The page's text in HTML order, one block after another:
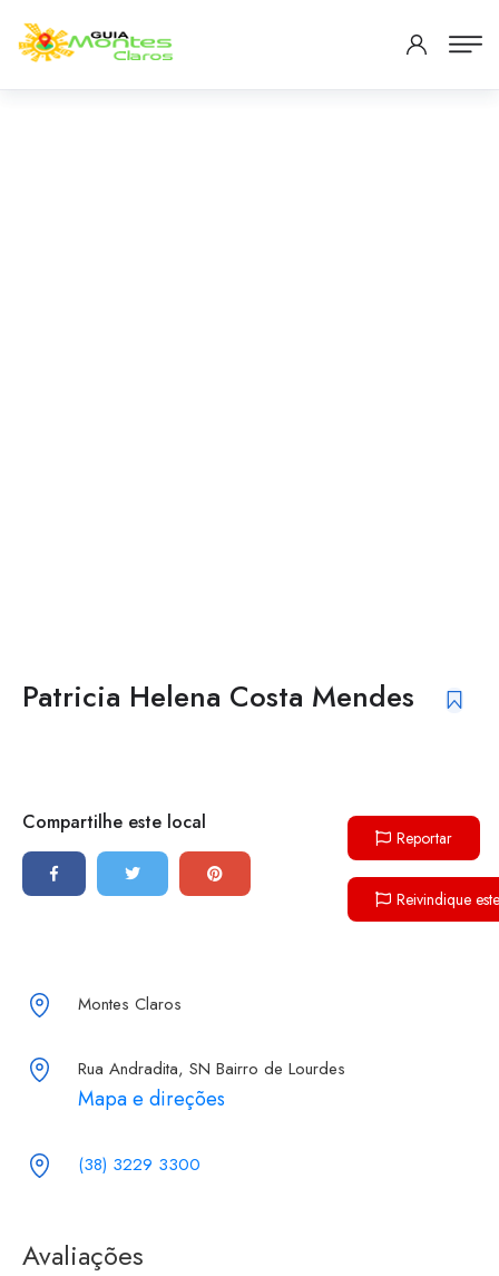
Patricia Helena Costa Mendes
Compartilhe este local
Reportar
Reivindique
Montes Claros
Rua Andradita, SN Bairro de Lourdes
Mapa e direções
(38) 3229 3300
Avaliações